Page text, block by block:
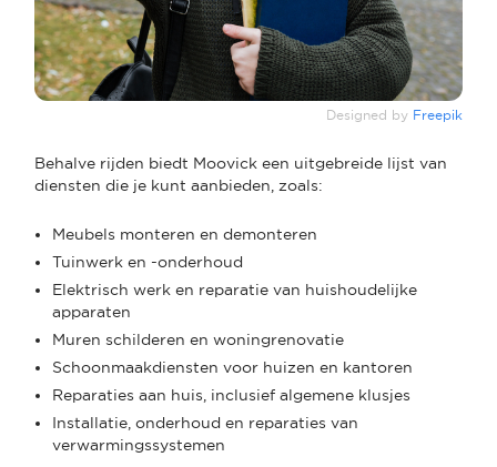
Designed by Freepik
Behalve rijden biedt Moovick een uitgebreide lijst van
diensten die je kunt aanbieden, zoals:
Meubels monteren en demonteren
Tuinwerk en -onderhoud
Elektrisch werk en reparatie van huishoudelijke
apparaten
Muren schilderen en woningrenovatie
Schoonmaakdiensten voor huizen en kantoren
Reparaties aan huis, inclusief algemene klusjes
Installatie, onderhoud en reparaties van
verwarmingssystemen